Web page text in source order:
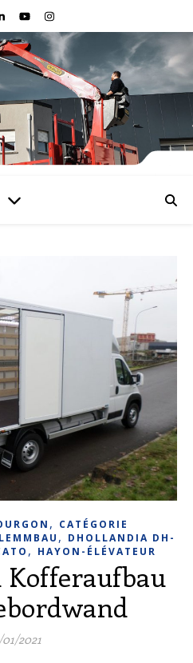
, CATÉGORIE
, DHOLLANDIA DH-
, HAYON-ÉLÉVATEUR
01/2021